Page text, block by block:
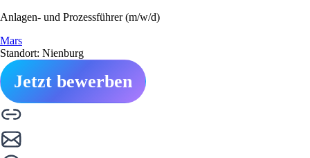
Anlagen- und Prozessführer (m/w/d)
Mars
Standort: Nienburg
Jetzt bewerben